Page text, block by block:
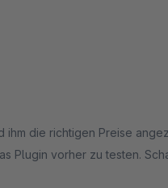
ihm die richtigen Preise
Plugin vorher zu testen.